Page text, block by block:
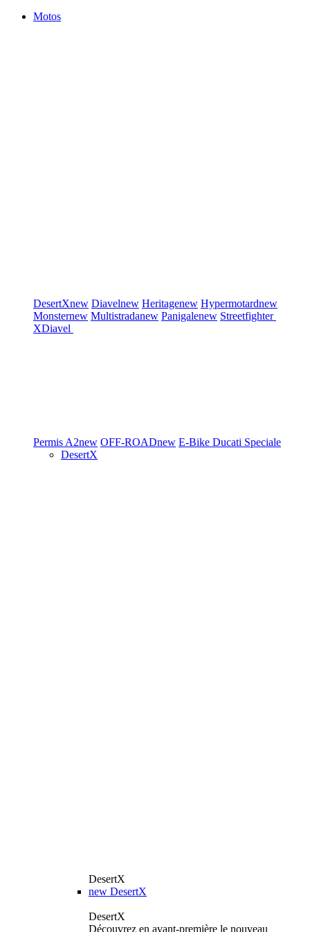
Motos
DesertXnew Diavelnew Heritagenew Hypermotardnew
Monsternew Multistradanew Panigalenew Streetfighter
XDiavel
Permis A2new OFF-ROADnew E-Bike Ducati Speciale
DesertX
DesertX
new DesertX
DesertX
Découvrez en avant-première le nouveau